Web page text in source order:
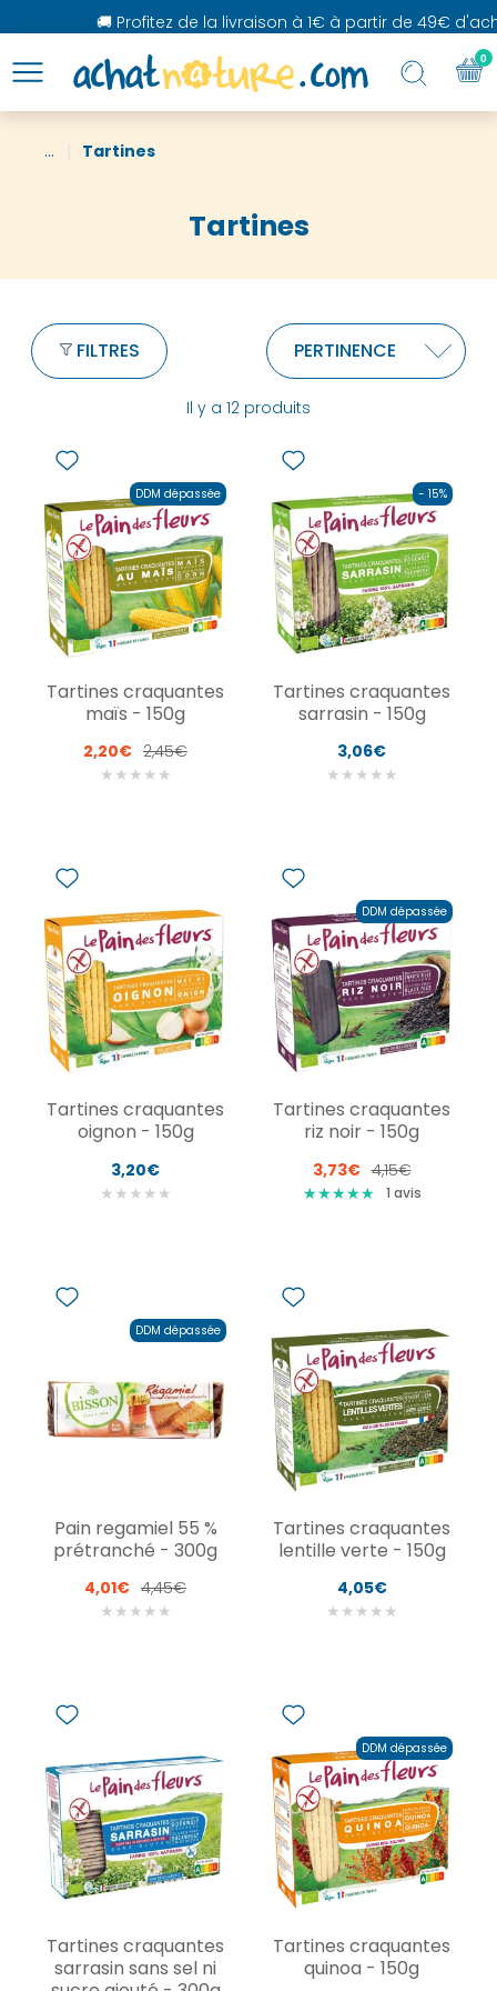
🚚 Profitez de la livraison à 1€ à partir de 49€ d'achat
... Tartines
Tartines
Il y a 12 produits
FILTRES
DDM dépassée
Tartines craquantes
maïs - 150g
2,20€ 2,45€
★ ★ ★ ★ ★
- 15%
Tartines craquantes
sarrasin - 150g
3,06€
★ ★ ★ ★ ★
Tartines craquantes
oignon - 150g
3,20€
★ ★ ★ ★ ★
DDM dépassée
Tartines craquantes
riz noir - 150g
3,73€ 4,15€
★★★★★
★★★★★ 1 avis
DDM dépassée
Pain regamiel 55 %
prétranché - 300g
4,01€ 4,45€
★ ★ ★ ★ ★
Tartines craquantes
lentille verte - 150g
4,05€
★ ★ ★ ★ ★
Tartines craquantes
sarrasin sans sel ni
DDM dépassée
Tartines craquantes
quinoa - 150g
0